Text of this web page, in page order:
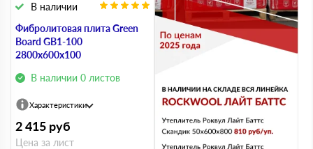
Фибролитовая плита Green
Board GB1-100
2800х600х100
В наличии 0 листов
В наличии
Характеристики
2 415 руб
Цена за лист